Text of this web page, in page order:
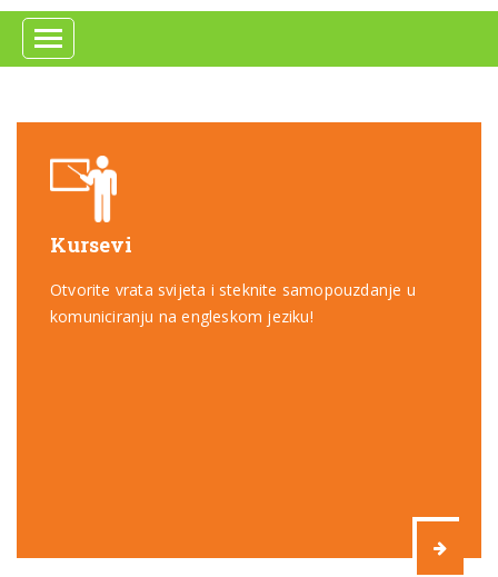
Kursevi
Otvorite vrata svijeta i steknite samopouzdanje u
komuniciranju na engleskom jeziku!